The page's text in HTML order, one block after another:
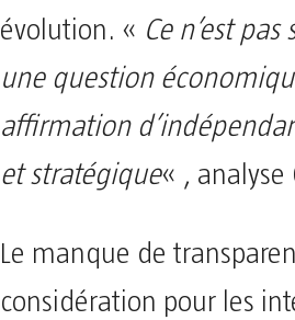
évolution. « Ce n’est
une question
affirmation
et stratégique« , analyse
Le manque de
considération pour les